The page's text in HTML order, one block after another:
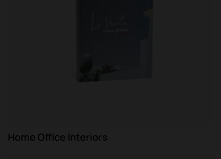
Home Office Interiors